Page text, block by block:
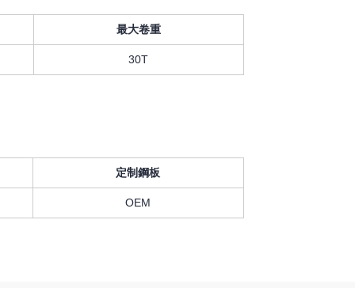
最大卷重
30T
定制鋼板
OEM